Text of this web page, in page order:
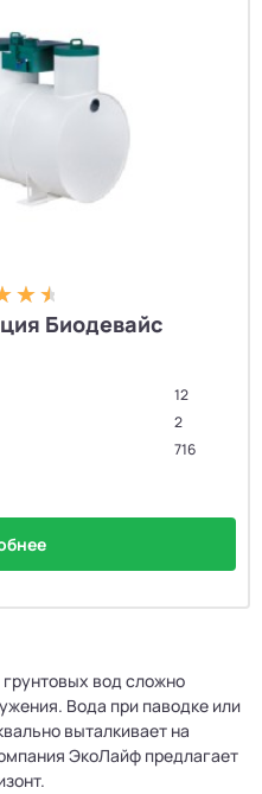
Биодевайс
12
2
716
вод сложно
Вода при паводке или
выталкивает на
ЭкоЛайф предлагает